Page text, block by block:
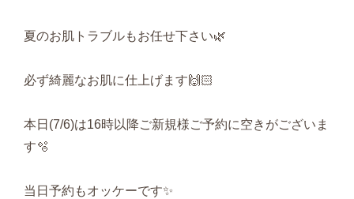
夏のお肌トラブルもお任せ下さい🌿
必ず綺麗なお肌に仕上げます🙌🏻
本日(7/6)は16時以降ご新規様ご予約に空きがございま
す🫧
当日予約もオッケーです✨